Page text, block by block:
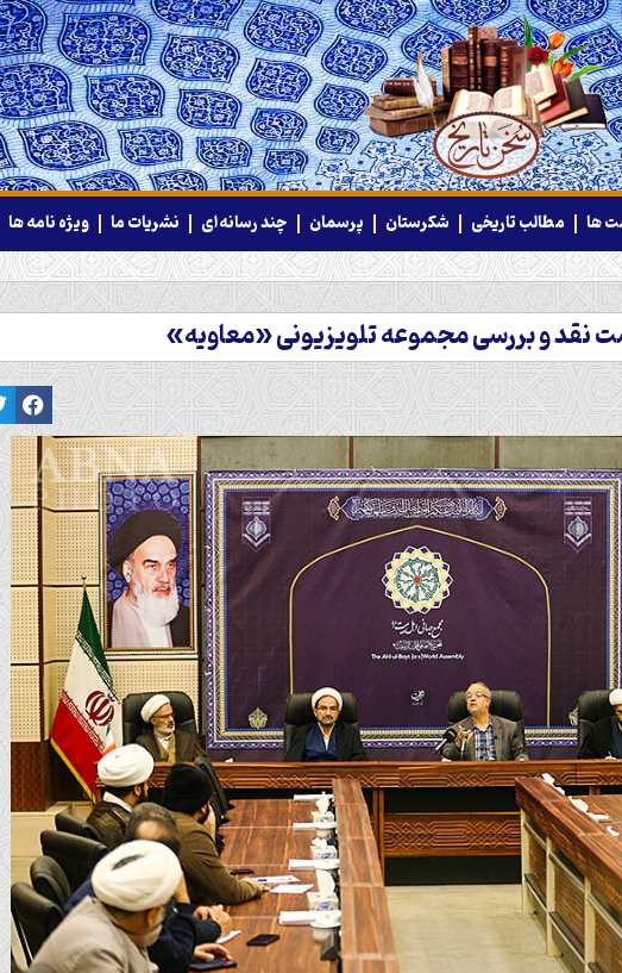
ها مطالب تاریخی شکرستان پرسمان چند رسانه‌ای نشریات ما ویژه نامه ها
نقد و بررسی مجموعه تلویزیونی «معاویه»